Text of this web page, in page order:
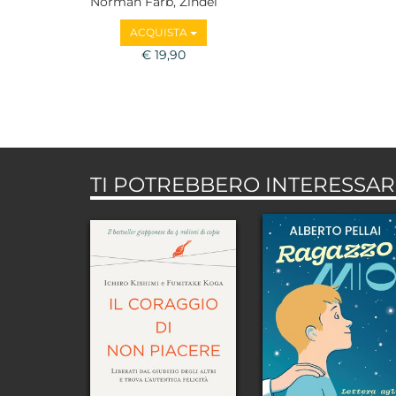
Segal
ACQUISTA
€ 19,90
TI POTREBBERO